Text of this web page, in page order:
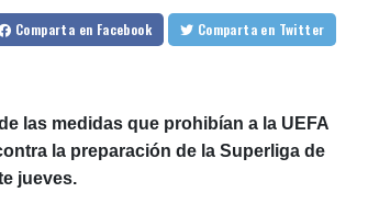
Comparta en Facebook Comparta en Twitter
las medidas que prohibían a la UEFA
la preparación de la Superliga de
jueves.